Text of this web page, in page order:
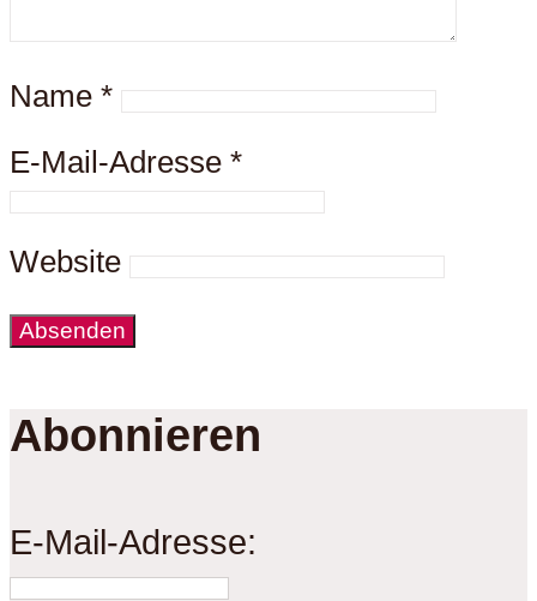
Name *
E-Mail-Adresse *
Website
Abonnieren
E-Mail-Adresse: